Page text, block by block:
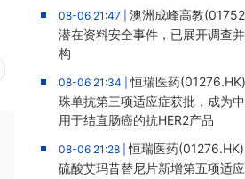
08-06 21:47 | 澳洲成峰高教
潜在资料安全事件，已展开调查
构
08-06 21:34 |恒瑞医药
珠单抗第三项适应症获批，成为
用于结直肠癌的抗HER2产品
08-06 21:28 |恒瑞医药
硫酸艾玛昔替尼片新增第五项适